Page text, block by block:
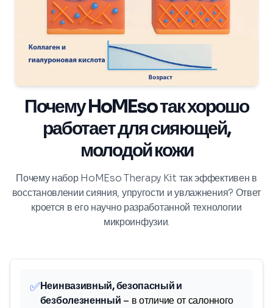
Почему HoMEso так хорошо
работает для сияющей,
молодой кожи
Почему набор HoMEso Therapy Kit так эффективен в
восстановлении сияния, упругости и увлажнения? Ответ
кроется в его научно разработанной технологии
микроинфузии.
✅Неинвазивный, безопасный и
безболезненный – в отличие от салонного